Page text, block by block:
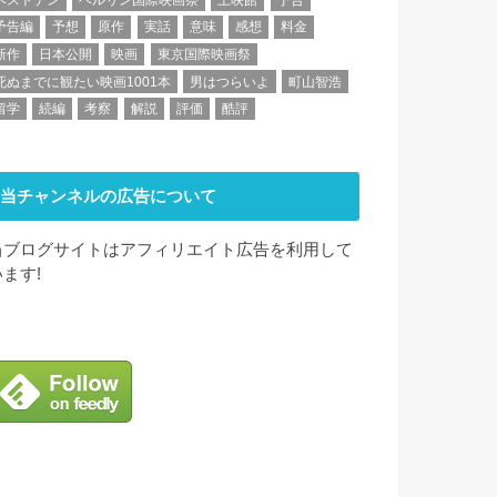
告編
予想 原作 実話 意味 感想
料金
作
日本公開 映画
東京国際映画祭
ぬまでに観たい映画1001本
男はつらいよ
町山智浩
学
続編 考察 解説 評価 酷評
当チャンネルの広告について
ブログサイトはアフィリエイト広告を利用して
ます!